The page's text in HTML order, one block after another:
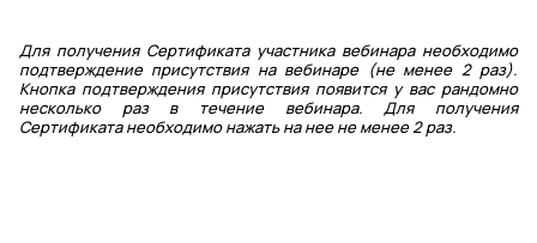
Для получения Сертификата участника вебинара необходимо
подтверждение присутствия на вебинаре (не менее 2 раз).
Кнопка подтверждения присутствия появится у вас рандомно
несколько раз в течение вебинара. Для получения
Сертификата необходимо нажать на нее не менее 2 раз.